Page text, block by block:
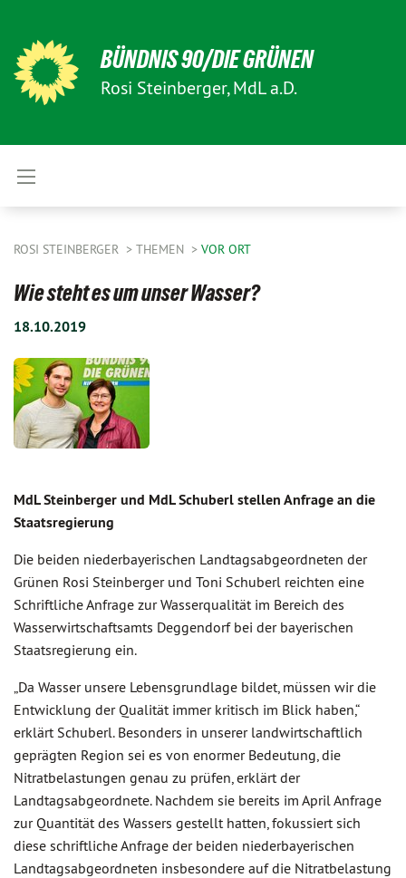
BÜNDNIS 90/DIE GRÜNEN
Rosi Steinberger, MdL a.D.
ROSI STEINBERGER THEMEN VOR ORT
Wie steht es um unser Wasser?
18.10.2019
MdL Steinberger und MdL Schuberl stellen Anfrage an die
Staatsregierung
Die beiden niederbayerischen Landtagsabgeordneten der
Grünen Rosi Steinberger und Toni Schuberl reichten eine
Schriftliche Anfrage zur Wasserqualität im Bereich des
Wasserwirtschaftsamts Deggendorf bei der bayerischen
Staatsregierung ein.
„Da Wasser unsere Lebensgrundlage bildet, müssen wir die
Entwicklung der Qualität immer kritisch im Blick haben,“
erklärt Schuberl. Besonders in unserer landwirtschaftlich
geprägten Region sei es von enormer Bedeutung, die
Nitratbelastungen genau zu prüfen, erklärt der
Landtagsabgeordnete. Nachdem sie bereits im April Anfrage
zur Quantität des Wassers gestellt hatten, fokussiert sich
diese schriftliche Anfrage der beiden niederbayerischen
Landtagsabgeordneten insbesondere auf die Nitratbelastung